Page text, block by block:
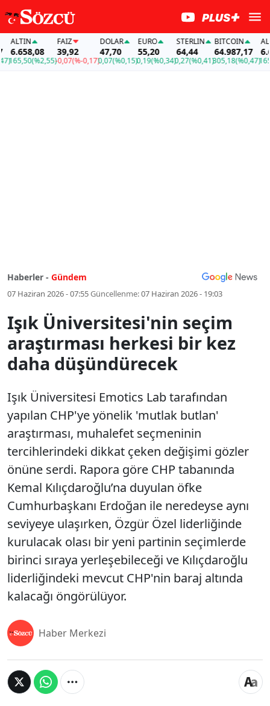
(%2,55)
FAİZ
39,92
-0,07(%-0,17)
DOLAR
47,70
0,07(%0,15)
EURO
55,20
0,19(%0,34)
STERLIN
64,44
0,27(%0,41)
BITCOIN
64.987,17
305,18(%0,47)
ALTIN
165,50
Haberler - Gündem
07 Haziran 2026 - 07:55Güncellenme:07 Haziran 2026 - 19:03
Işık Üniversitesi'nin seçim
araştırması herkesi bir kez
daha düşündürecek
Işık Üniversitesi Emotics Lab tarafından
yapılan CHP'ye yönelik 'mutlak butlan'
araştırması, muhalefet seçmeninin
tercihlerindeki dikkat çeken değişimi gözler
önüne serdi. Rapora göre CHP tabanında
Kemal Kılıçdaroğlu’na duyulan öfke
Cumhurbaşkanı Erdoğan ile neredeyse aynı
seviyeye ulaşırken, Özgür Özel liderliğinde
kurulacak olası bir yeni partinin seçimlerde
birinci sıraya yerleşebileceği ve Kılıçdaroğlu
liderliğindeki mevcut CHP'nin baraj altında
kalacağı öngörülüyor.
Haber Merkezi